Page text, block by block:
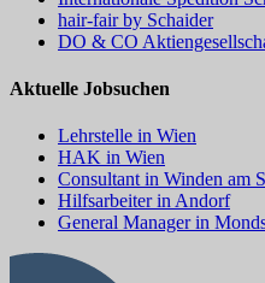
hair-fair by Schaider
DO & CO
Aktuelle Jobsuchen
Lehrstelle in Wien
HAK in Wien
Consultant in Winden am
Hilfsarbeiter in Andorf
General Manager in